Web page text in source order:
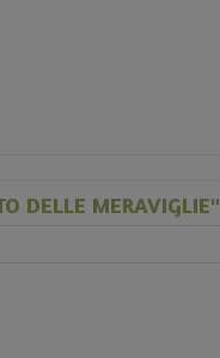
DELLE MERAVIGLIE"